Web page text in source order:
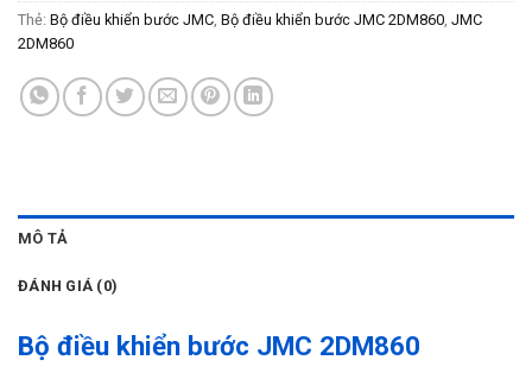
Thẻ: Bộ điều khiển bước JMC, Bộ điều khiển bước JMC 2DM860, JMC
2DM860
MÔ TẢ
ĐÁNH GIÁ (0)
Bộ điều khiển bước JMC 2DM860